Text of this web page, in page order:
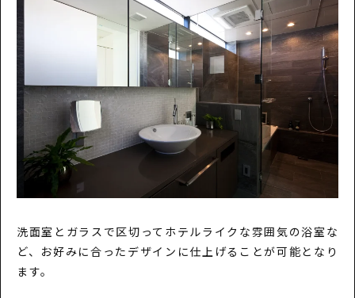
洗面室とガラスで区切ってホテルライクな雰囲気の浴室な
ど、お好みに合ったデザインに仕上げることが可能となり
ます。